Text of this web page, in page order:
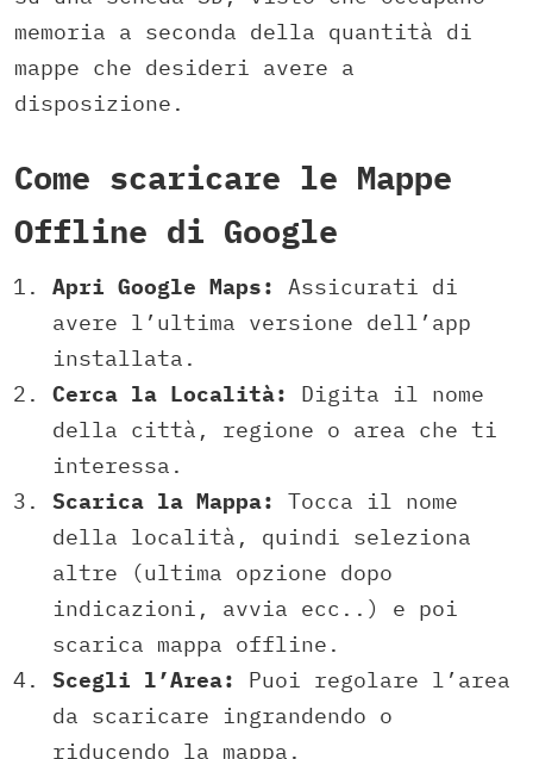
memoria a seconda della quantità di
mappe che desideri avere a
disposizione.
Come scaricare le Mappe
Offline di Google
Apri Google Maps:
Assicurati di
avere l’ultima versione dell’app
installata.
Cerca la Località:
Digita il nome
della città, regione o area che ti
interessa.
Scarica la Mappa:
Tocca il nome
della località, quindi seleziona
altre (ultima opzione dopo
indicazioni, avvia ecc..) e poi
scarica mappa offline.
Scegli l’Area:
Puoi regolare l’area
da scaricare ingrandendo o
riducendo la mappa.